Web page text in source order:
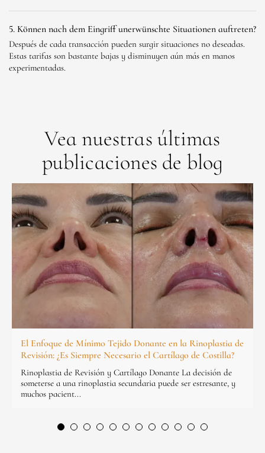
5. Können nach dem Eingriff unerwünschte Situationen auftreten?
Después de cada transacción pueden surgir situaciones no deseadas.
Estas tarifas son bastante bajas y disminuyen aún más en manos
experimentadas.
Vea nuestras últimas
publicaciones de blog
El Enfoque de Mínimo Tejido Donante en la Rinoplastia de
Revisión: ¿Es Siempre Necesario el Cartílago de Costilla?
Rinoplastia de Revisión y Cartílago Donante La decisión de
someterse a una rinoplastia secundaria puede ser estresante, y
muchos pacient...